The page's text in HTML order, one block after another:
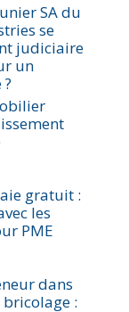
SA du
se
judiciaire
un
gratuit :
les
PME
dans
: